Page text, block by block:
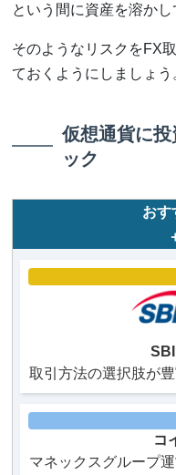
という間に資産を溶かし
そのようなリスクをFX
ておくようにしましょう
仮想通貨に
ック
おす
取引方法の選択肢が
コ
マネックスグループ